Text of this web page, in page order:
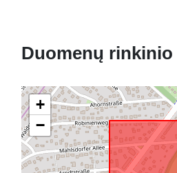
Duomenų
+
−